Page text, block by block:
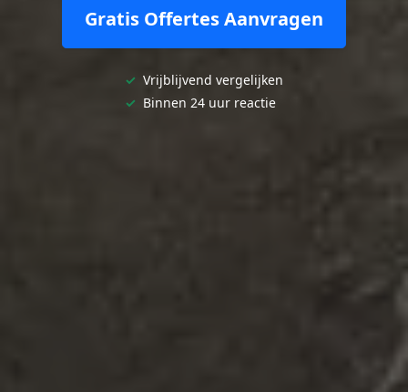
Gratis Offertes Aanvragen
✓ Vrijblijvend vergelijken
✓ Binnen 24 uur reactie